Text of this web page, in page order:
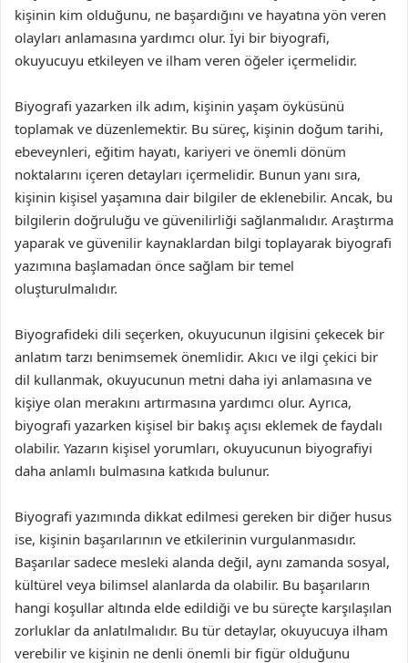
kişinin kim olduğunu, ne başardığını ve hayatına yön veren
olayları anlamasına yardımcı olur. İyi bir biyografi,
okuyucuyu etkileyen ve ilham veren öğeler içermelidir.
Biyografi yazarken ilk adım, kişinin yaşam öyküsünü
toplamak ve düzenlemektir. Bu süreç, kişinin doğum tarihi,
ebeveynleri, eğitim hayatı, kariyeri ve önemli dönüm
noktalarını içeren detayları içermelidir. Bunun yanı sıra,
kişinin kişisel yaşamına dair bilgiler de eklenebilir. Ancak, bu
bilgilerin doğruluğu ve güvenilirliği sağlanmalıdır. Araştırma
yaparak ve güvenilir kaynaklardan bilgi toplayarak biyografi
yazımına başlamadan önce sağlam bir temel
oluşturulmalıdır.
Biyografideki dili seçerken, okuyucunun ilgisini çekecek bir
anlatım tarzı benimsemek önemlidir. Akıcı ve ilgi çekici bir
dil kullanmak, okuyucunun metni daha iyi anlamasına ve
kişiye olan merakını artırmasına yardımcı olur. Ayrıca,
biyografi yazarken kişisel bir bakış açısı eklemek de faydalı
olabilir. Yazarın kişisel yorumları, okuyucunun biyografiyi
daha anlamlı bulmasına katkıda bulunur.
Biyografi yazımında dikkat edilmesi gereken bir diğer husus
ise, kişinin başarılarının ve etkilerinin vurgulanmasıdır.
Başarılar sadece mesleki alanda değil, aynı zamanda sosyal,
kültürel veya bilimsel alanlarda da olabilir. Bu başarıların
hangi koşullar altında elde edildiği ve bu süreçte karşılaşılan
zorluklar da anlatılmalıdır. Bu tür detaylar, okuyucuya ilham
verebilir ve kişinin ne denli önemli bir figür olduğunu